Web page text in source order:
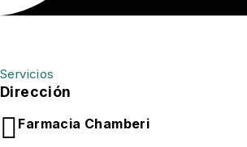
Servicios
Dirección
Farmacia Chamberi